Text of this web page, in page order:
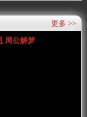
更多 >>
周公解梦